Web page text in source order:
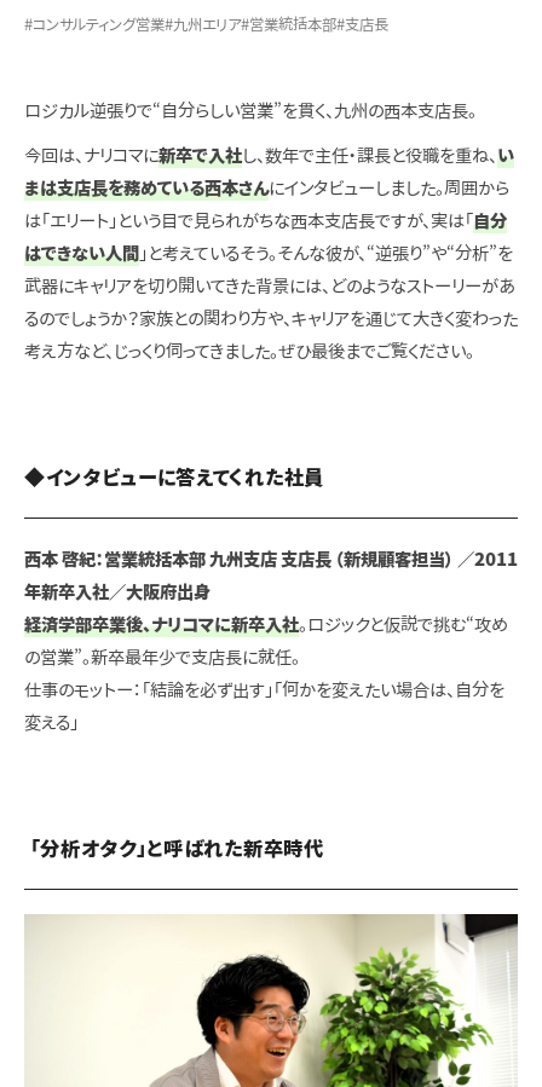
#コンサルティング営業#九州エリア#営業統括本部#支店長
ロジカル逆張りで“自分らしい営業”を貫く、九州の西本支店長。
今回は、ナリコマに新卒で入社し、数年で主任・課長と役職を重ね、 い
まは支店長を務めている西本さんにインタビューしました。周囲から
は「エリート」という目で見られがちな西本支店長ですが、実は「自分
はできない人間 」と考えているそう。そんな彼が、“逆張り”や“分析”を
武器にキャリアを切り開いてきた背景には、どのようなストーリーがあ
るのでしょうか？家族との関わり方や、キャリアを通じて大きく変わった
考え方など、じっくり伺ってきました。ぜひ最後までご覧ください。
◆インタビューに答えてくれた社員
西本 啓紀：営業統括本部 九州支店 支店長 （新規顧客担当） ／2011
年新卒入社／大阪府出身
経済学部卒業後、ナリコマに新卒入社。ロジックと仮説で挑む“攻め
の営業”。新卒最年少で支店長に就任。
仕事のモットー：「結論を必ず出す」「何かを変えたい場合は、自分を
変える」
「分析オタク」と呼ばれた新卒時代